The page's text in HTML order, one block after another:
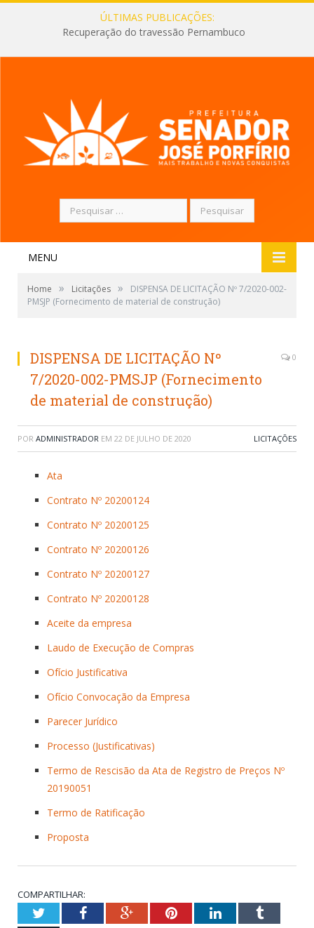
ÚLTIMAS PUBLICAÇÕES:
Recuperação do travessão Pernambuco
Pesquisar
por:
MENU
Home » Licitações »
DISPENSA DE LICITAÇÃO Nº 7/2020-002-
PMSJP (Fornecimento de material de construção)
DISPENSA DE LICITAÇÃO Nº
7/2020-002-PMSJP (Fornecimento
de material de construção)
0
POR ADMINISTRADOR EM 22 DE JULHO DE 2020 LICITAÇÕES
Ata
Contrato Nº 20200124
Contrato Nº 20200125
Contrato Nº 20200126
Contrato Nº 20200127
Contrato Nº 20200128
Aceite da empresa
Laudo de Execução de Compras
Ofício Justificativa
Ofício Convocação da Empresa
Parecer Jurídico
Processo (Justificativas)
Termo de Rescisão da Ata de Registro de Preços Nº
20190051
Termo de Ratificação
Proposta
COMPARTILHAR:
TwitterFacebookGoogle+PinterestLinkedInTumblr